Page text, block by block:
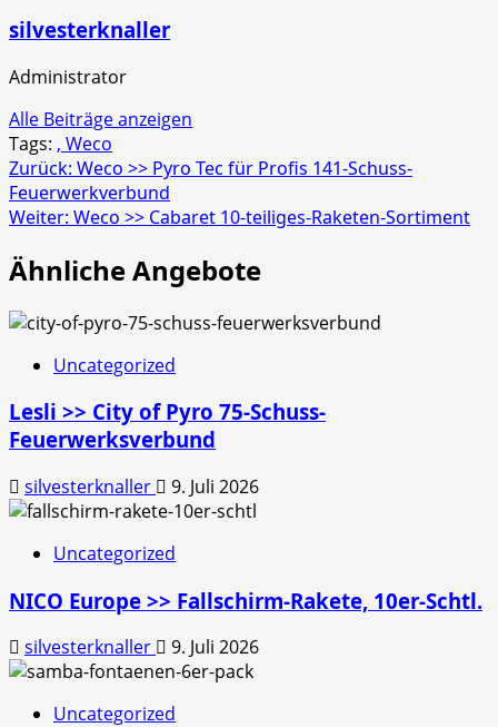
silvesterknaller
Administrator
Alle Beiträge anzeigen
Tags: , Weco
Beitragsnavigation
Zurück: Weco >> Pyro Tec für Profis 141-Schuss-
Feuerwerkverbund
Weiter: Weco >> Cabaret 10-teiliges-Raketen-Sortiment
Ähnliche Angebote
Uncategorized
Lesli >> City of Pyro 75-Schuss-
Feuerwerksverbund
silvesterknaller 9. Juli 2026
Uncategorized
NICO Europe >> Fallschirm-Rakete, 10er-Schtl.
silvesterknaller 9. Juli 2026
Uncategorized